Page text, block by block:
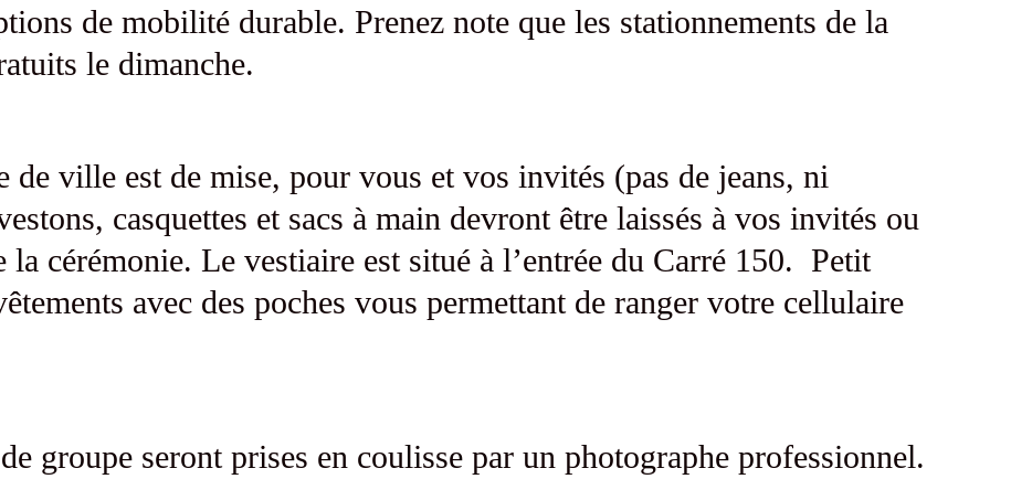
de mobilité durable. Prenez note que les stationnements de la
le dimanche.
de ville est de mise, pour vous et vos invités (pas de jeans, ni
casquettes et sacs à main devront être laissés à vos invités ou
la cérémonie. Le vestiaire est situé à l’entrée du Carré 150. Petit
avec des poches vous permettant de ranger votre cellulaire
groupe seront prises en coulisse par un photographe professionnel.